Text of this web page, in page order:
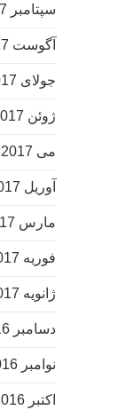
سپتامبر 2017
آگوست 2017
جولای 2017
ژوئن 2017
می 2017
آوریل 2017
مارس 2017
فوریه 2017
ژانویه 2017
دسامبر 2016
نوامبر 2016
اکتبر 2016